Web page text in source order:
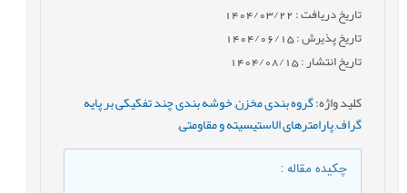
تاریخ دریافت : 1404/03/22
تاریخ پذیرش : 1404/06/15
تاریخ انتشار : 1404/08/15
کلید واژه:گروه بندی مخزن,خوشه بندی چند تفکیکی بر پایه
گراف,پارامترهای الاستیسیته و مقاومتی,
چکیده مقاله: